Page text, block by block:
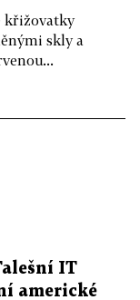
křižovatky
skly a
IT
americké